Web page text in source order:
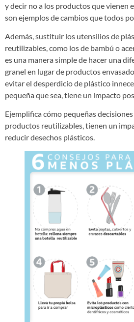
y decir no a los productos que vienen
son ejemplos de cambios que todos
Además, sustituir los utensilios de
reutilizables, como los de bambú o
es una manera simple de hacer una
granel en lugar de productos
evitar el desperdicio de plástico
pequeña que sea, tiene un impacto
Ejemplifica cómo pequeñas
productos reutilizables, tienen un
reducir desechos plásticos.